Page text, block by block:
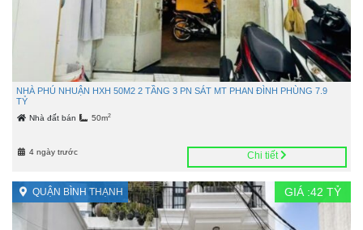
NHÀ PHÚ NHUẬN HXH 50M2 2 TẦNG 3 PN SÁT MT PHAN ĐÌNH PHÙNG 7.9
TỶ
Nhà đất bán 50m2
4 ngày trước Chi tiết
QUẬN BÌNH THẠNH GIÁ :42 TỶ